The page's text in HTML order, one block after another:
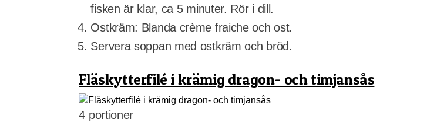
fisken är klar, ca 5 minuter. Rör i dill.
Ostkräm: Blanda crème fraiche och ost.
Servera soppan med ostkräm och bröd.
Fläskytterfilé i krämig dragon- och timjansås
4 portioner